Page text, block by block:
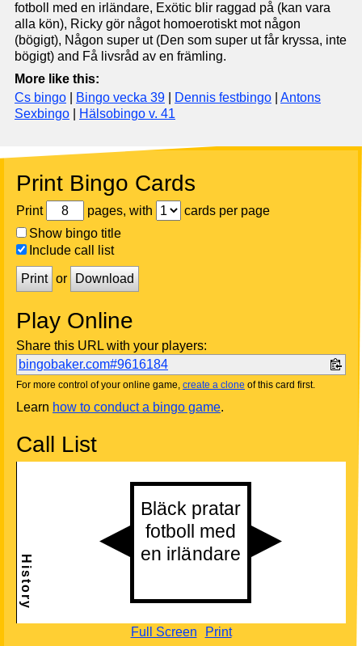
fotboll med en irländare, Exötic blir raggad på (kan vara
alla kön), Ricky gör något homoerotiskt mot någon
(bögigt), Någon super ut (Den som super ut får kryssa, inte
bögigt) and Få livsråd av en främling.
More like this:
Cs bingo
Bingo vecka 39 Dennis festbingo
Antons
Sexbingo
Hälsobingo v. 41
Print Bingo Cards
Print pages, with
cards per page
Show bingo title
Include call list
Print or Download
Play Online
Share this URL with your players:
bingobaker.com#9616184
For more control of your online game, create a clone of this card first.
Learn how to conduct a bingo game.
Call List
Full Screen Print